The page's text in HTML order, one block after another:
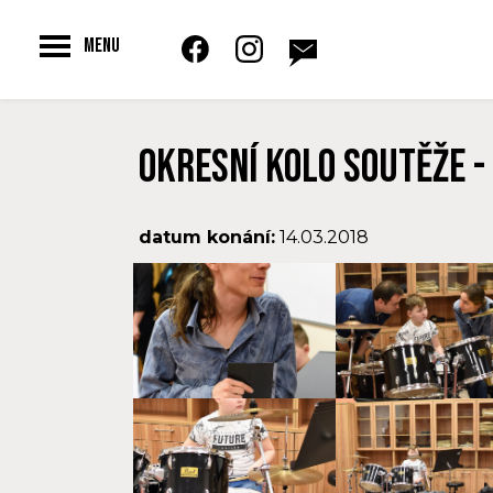
Toggle
MENU
Okresní kolo soutěže
datum konání: 14.03.2018